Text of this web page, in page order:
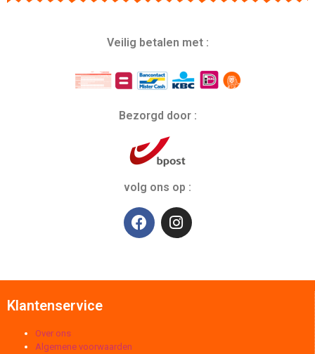
Veilig betalen met :
Bezorgd door :
volg ons op :
Klantenservice
Over ons
Algemene voorwaarden